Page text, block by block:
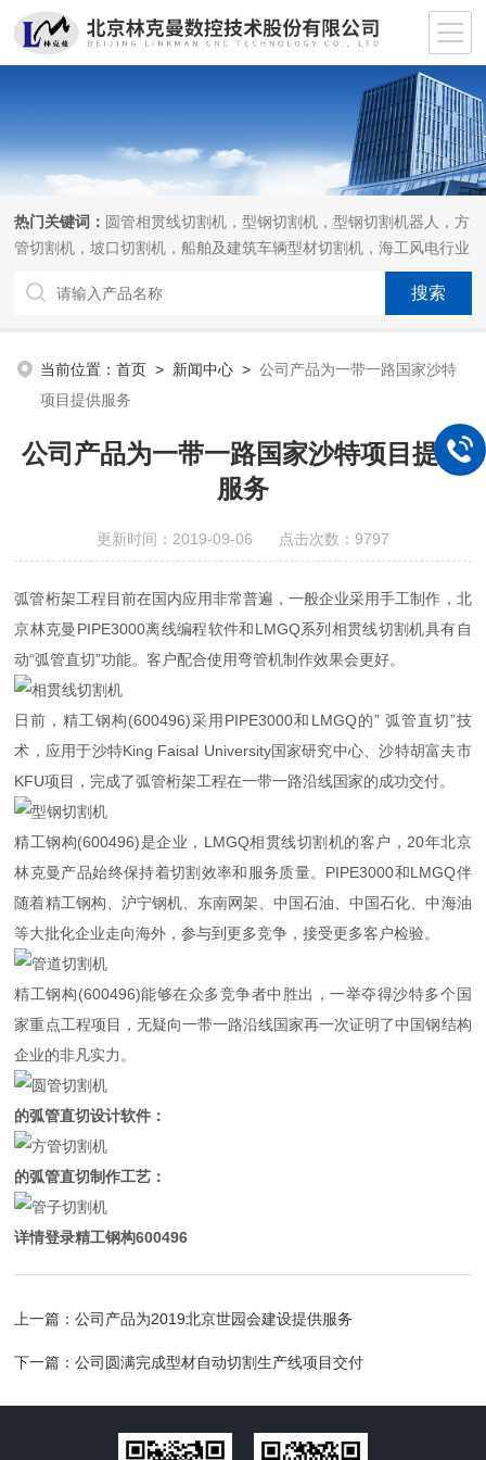
热门关键词： 圆管相贯线切割机，型钢切割机，型钢切割机器人，方
管切割机，坡口切割机，船舶及建筑车辆型材切割机，海工风电行业
当前位置：首页 > 新闻中心 >公司产品为一带一路国家沙特
项目提供服务
公司产品为一带一路国家沙特项目提供
服务
更新时间：2019-09-06 点击次数：9797
弧管桁架工程目前在国内应用非常普遍，一般企业采用手工制作，北
京林克曼PIPE3000离线编程软件和LMGQ系列相贯线切割机具有自
动“弧管直切”功能。客户配合使用弯管机制作效果会更好。
日前，精工钢构(600496)采用PIPE3000和LMGQ的” 弧管直切”技
术，应用于沙特King Faisal University国家研究中心、沙特胡富夫市
KFU项目，完成了弧管桁架工程在一带一路沿线国家的成功交付。
精工钢构(600496)是企业，LMGQ相贯线切割机的客户，20年北京
林克曼产品始终保持着切割效率和服务质量。PIPE3000和LMGQ伴
随着精工钢构、沪宁钢机、东南网架、中国石油、中国石化、中海油
等大批化企业走向海外，参与到更多竞争，接受更多客户检验。
精工钢构(600496)能够在众多竞争者中胜出，一举夺得沙特多个国
家重点工程项目，无疑向一带一路沿线国家再一次证明了中国钢结构
企业的非凡实力。
的弧管直切设计软件：
的弧管直切制作工艺：
详情登录精工钢构600496
上一篇：公司产品为2019北京世园会建设提供服务
下一篇：公司圆满完成型材自动切割生产线项目交付